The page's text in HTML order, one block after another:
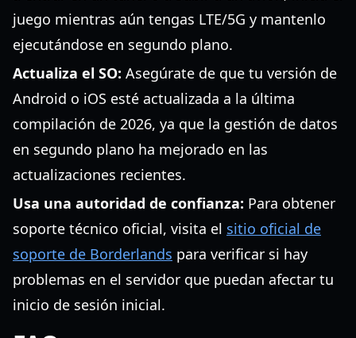
juego mientras aún tengas LTE/5G y mantenlo
ejecutándose en segundo plano.
Actualiza el SO: Asegúrate de que tu versión de
Android o iOS esté actualizada a la última
compilación de 2026, ya que la gestión de datos
en segundo plano ha mejorado en las
actualizaciones recientes.
Usa una autoridad de confianza: Para obtener
soporte técnico oficial, visita el sitio oficial de
soporte de Borderlands para verificar si hay
problemas en el servidor que puedan afectar tu
inicio de sesión inicial.